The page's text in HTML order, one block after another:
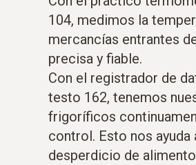
104, medimos la
mercancías entrantes
precisa y fiable.
Con el registrador de
testo 162, tenemos
frigoríficos
control. Esto nos ayuda
desperdicio de